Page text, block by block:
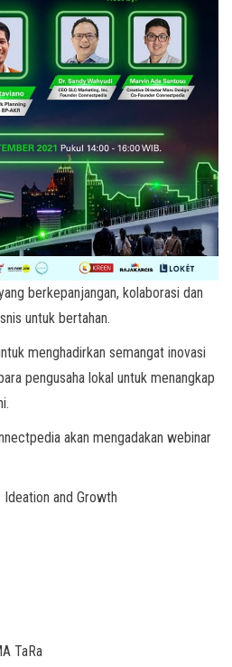
berkepanjangan, kolaborasi dan
untuk bertahan.
menghadirkan semangat inovasi
pengusaha lokal untuk menangkap
akan mengadakan webinar
and Growth
TaRa